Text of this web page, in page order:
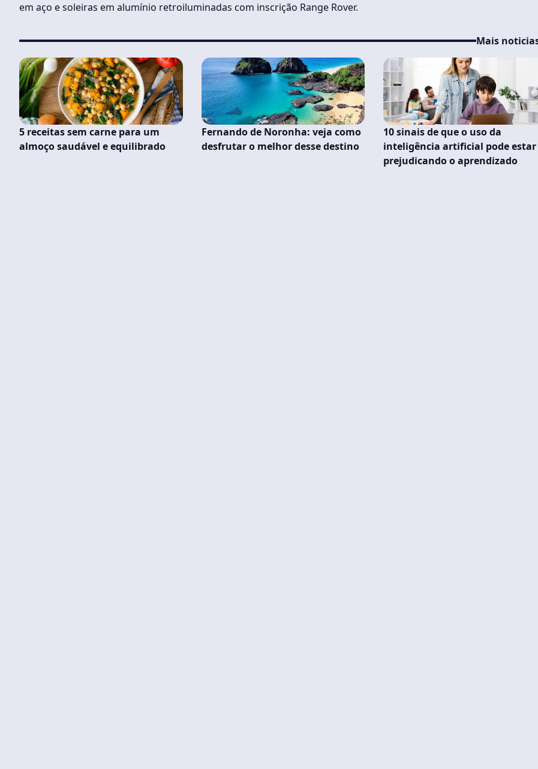
em aço e soleiras em alumínio retroiluminadas com inscrição Range Rover.
Mais
5 receitas sem carne para um
almoço saudável e equilibrado
Fernando de Noronha: veja como
desfrutar o melhor desse destino
10 sinais de que o uso da
inteligência artificial pode estar
prejudicando o aprendizado